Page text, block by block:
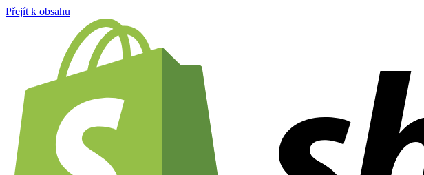
Přejít k obsahu